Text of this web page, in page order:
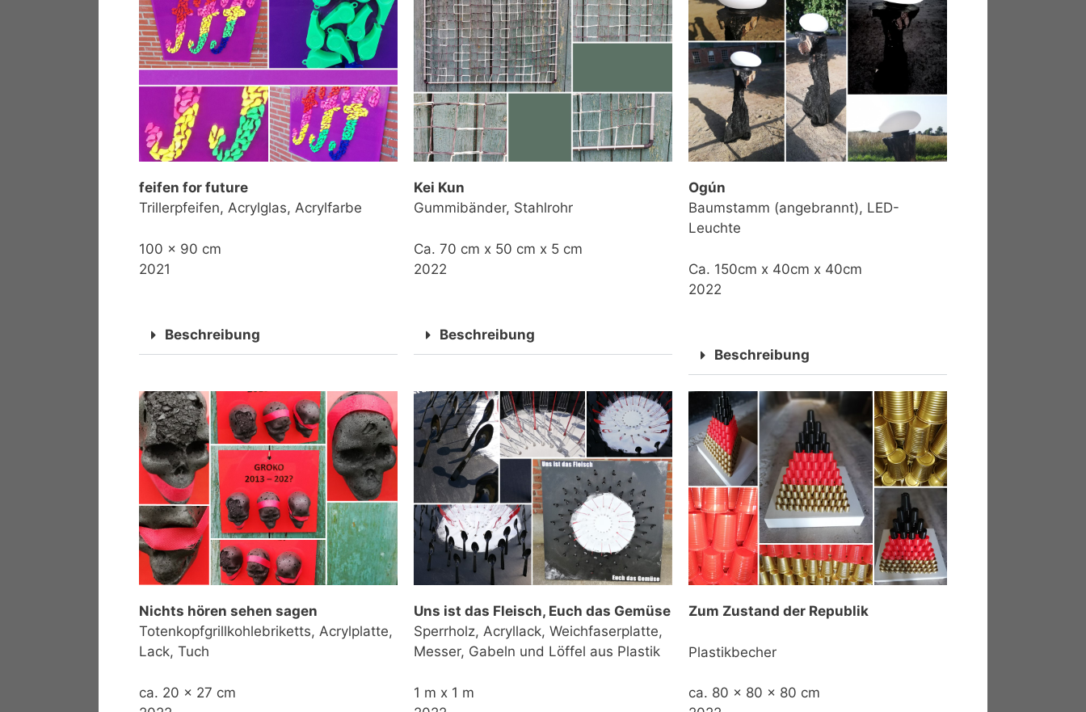
feifen for future
Trillerpfeifen, Acrylglas, Acrylfarbe
100 x 90 cm
2021
Beschreibung
Kei Kun
Gummibänder, Stahlrohr
Ca. 70 cm x 50 cm x 5 cm
2022
Beschreibung
Ogún
Baumstamm (angebrannt), LED-
Leuchte
Ca. 150cm x 40cm x 40cm
2022
Beschreibung
Nichts hören sehen sagen
Totenkopfgrillkohlebriketts, Acrylplatte,
Lack, Tuch
ca. 20 x 27 cm
Uns ist das Fleisch, Euch das Gemüse
Sperrholz, Acryllack, Weichfaserplatte,
Messer, Gabeln und Löffel aus Plastik
1 m x 1 m
Zum Zustand der Republik
Plastikbecher
ca. 80 x 80 x 80 cm